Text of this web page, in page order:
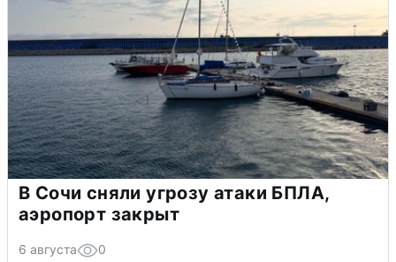
В Сочи сняли угрозу атаки БПЛА,
аэропорт закрыт
6 августа 0